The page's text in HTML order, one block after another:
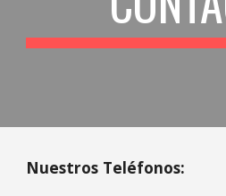
Nuestros Teléfonos: